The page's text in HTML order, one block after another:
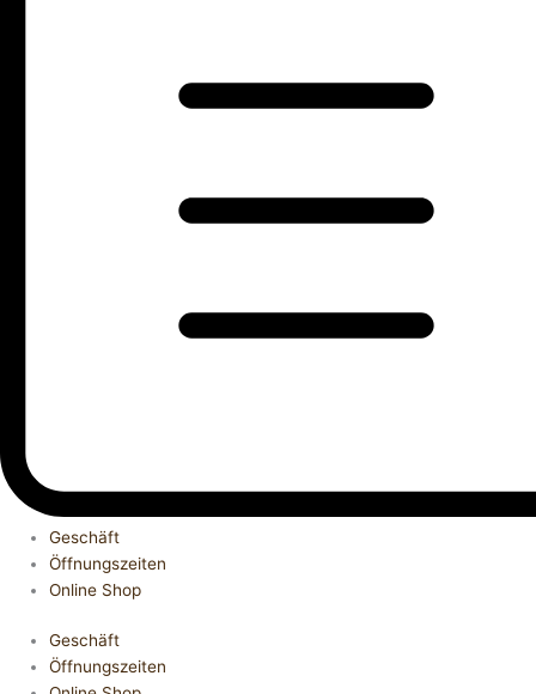
Geschäft
Öffnungszeiten
Online Shop
Geschäft
Öffnungszeiten